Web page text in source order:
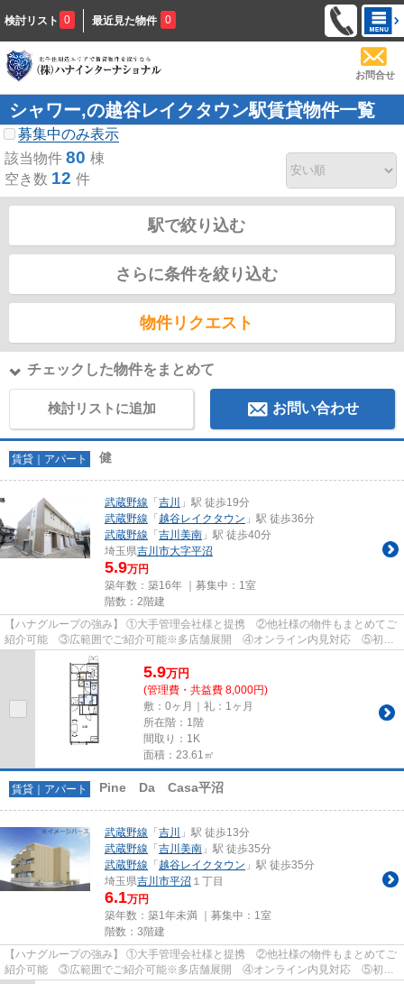
検討リスト 0 最近見た物件 0
お問合せ
シャワー,の越谷レイクタウン駅賃貸物件一覧
募集中のみ表示
該当物件 80 棟
空き数 12 件
駅で絞り込む
さらに条件を絞り込む
物件リクエスト
チェックした物件をまとめて
検討リストに追加 お問い合わせ
賃貸｜アパート 健
武蔵野線 「 吉川
」駅 徒歩19分
武蔵野線 「 越谷レイクタウン 」駅 徒歩36分
武蔵野線 「 吉川美南 」駅 徒歩40分
埼玉県吉川市大字平沼
5.9万円
築年数：築16年 ｜募集中： 1室
階数：2階建
【ハナグループの強み】 ①大手管理会社様と提携 ②他社様の物件もまとめてご
紹介可能 ③広範囲でご紹介可能※多店舗展開 ④オンライン内見対応 ⑤初期
費用クレジット決済対応 【お部屋...
5.9万円
(管理費・共益費 8,000円)
敷：0ヶ月｜礼：1ヶ月
所在階：1階
間取り：1K
面積：23.61㎡
賃貸｜アパート Pine Da Casa平沼
武蔵野線 「 吉川
」駅 徒歩13分
武蔵野線 「 吉川美南 」駅 徒歩35分
武蔵野線 「 越谷レイクタウン 」駅 徒歩35分
埼玉県吉川市平沼 １丁目
6.1万円
築年数：築1年未満 ｜募集中： 1室
階数：3階建
【ハナグループの強み】 ①大手管理会社様と提携 ②他社様の物件もまとめてご
紹介可能 ③広範囲でご紹介可能※多店舗展開 ④オンライン内見対応 ⑤初期